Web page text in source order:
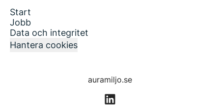
Start
Jobb
Data och integritet
Hantera cookies
auramiljo.se